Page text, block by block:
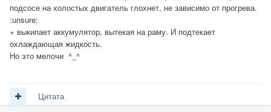
подсосе на холостых двигатель глохнет, не зависимо от прогрева.
:unsure:
+ выкипает аккумулятор, вытекая на раму. И подтекает
охлаждающая жидкость.
Но это мелочи ^_^
Цитата